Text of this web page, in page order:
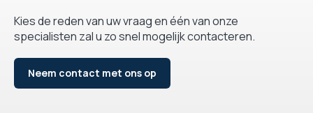
Kies de reden van uw vraag en één van onze
specialisten zal u zo snel mogelijk contacteren.
Neem contact met ons op